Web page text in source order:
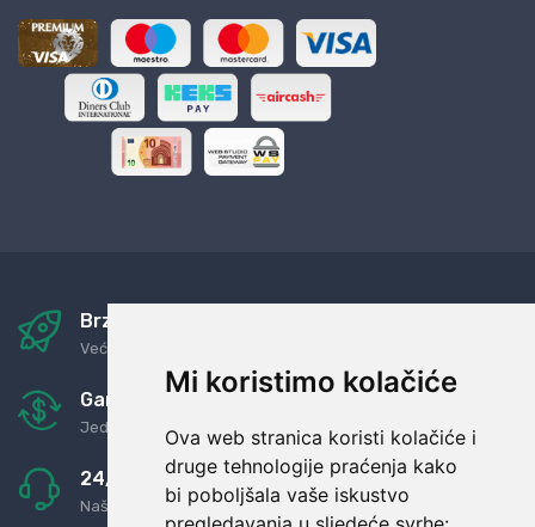
Mi koristimo kolačiće
Ova web stranica koristi kolačiće i
druge tehnologije praćenja kako
bi poboljšala vaše iskustvo
Brza i sigurna dostava
Već za nekoliko dana kod vas
Garancija u povrat novaca
Jednostavno pravilo: Roba za novac
24/7 odlična podrška
Naši agenti uvijek na raspolaganju